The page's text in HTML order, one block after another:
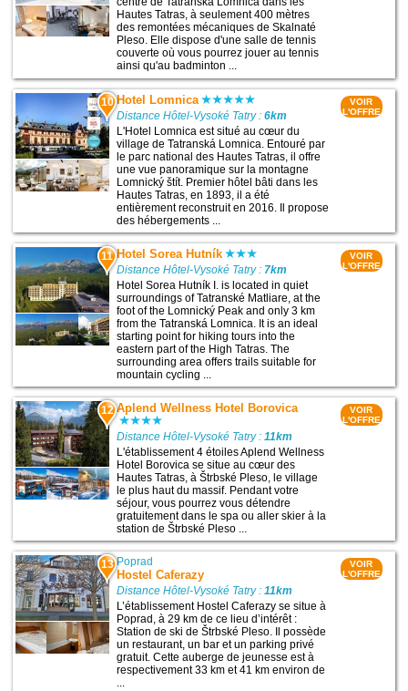
Hautes Tatras, à seulement 400 mètres
des remontées mécaniques de Skalnaté
Pleso. Elle dispose d'une salle de tennis
couverte où vous pourrez jouer au tennis
ainsi qu'au badminton ...
10 Hotel Lomnica
Distance Hôtel-Vysoké Tatry :6km
L'Hotel Lomnica est situé au cœur du
village de Tatranská Lomnica. Entouré par
le parc national des Hautes Tatras, il offre
une vue panoramique sur la montagne
Lomnický štít. Premier hôtel bâti dans les
Hautes Tatras, en 1893, il a été
entièrement reconstruit en 2016. Il propose
des hébergements ...
VOIR
L'OFFRE
11 Hotel Sorea Hutník
Distance Hôtel-Vysoké Tatry : 7km
Hotel Sorea Hutník I. is located in quiet
surroundings of Tatranské Matliare, at the
foot of the Lomnický Peak and only 3 km
from the Tatranská Lomnica. It is an ideal
starting point for hiking tours into the
eastern part of the High Tatras. The
surrounding area offers trails suitable for
mountain cycling ...
VOIR
L'OFFRE
12 Aplend Wellness Hotel Borovica
Distance Hôtel-Vysoké Tatry :11km
L'établissement 4 étoiles Aplend Wellness
Hotel Borovica se situe au cœur des
Hautes Tatras, à Štrbské Pleso, le village
le plus haut du massif. Pendant votre
séjour, vous pourrez vous détendre
gratuitement dans le spa ou aller skier à la
station de Štrbské Pleso ...
VOIR
L'OFFRE
13 Poprad
Hostel Caferazy
Distance Hôtel-Vysoké Tatry :11km
L’établissement Hostel Caferazy se situe à
Poprad, à 29 km de ce lieu d’intérêt :
Station de ski de Štrbské Pleso. Il possède
un restaurant, un bar et un parking privé
gratuit. Cette auberge de jeunesse est à
respectivement 33 km et 41 km environ de
...
VOIR
L'OFFRE